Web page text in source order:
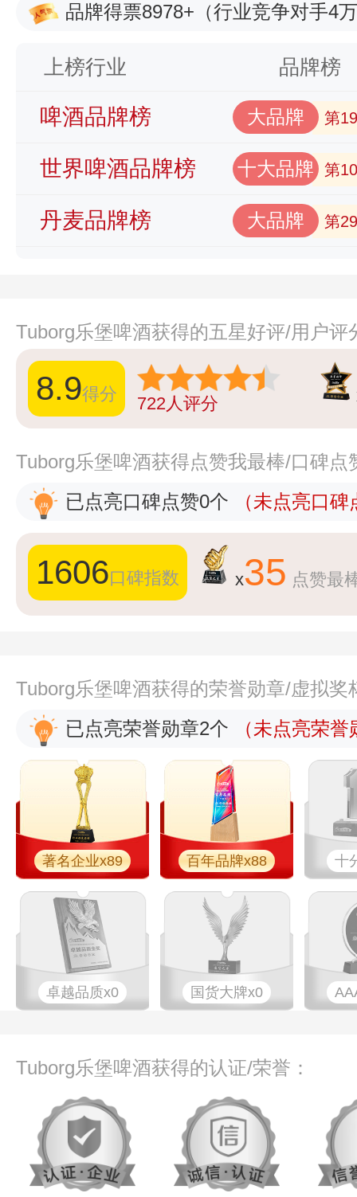
品牌得票8978+ （行业竞争对手4
上榜行业 品牌榜
啤酒品牌榜 大品牌 第
世界啤酒品牌榜 十大品牌 第
丹麦品牌榜 大品牌 第
Tuborg乐堡啤酒获得的五星好评/用户评
8.9得分 722人评分
Tuborg乐堡啤酒获得点赞我最棒/口碑点
已点亮口碑点赞0个
（未点亮口
1606口碑指数 x35 点赞最
Tuborg乐堡啤酒获得的荣誉勋章/虚拟奖
已点亮荣誉勋章2个
（未点亮荣
著名企业x89 百年品牌x88 十
卓越品质x0 国货大牌x0
Tuborg乐堡啤酒获得的认证/荣誉：